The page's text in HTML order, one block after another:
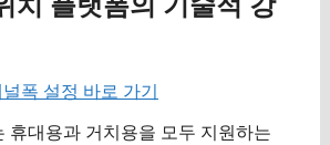
치 플랫폼의 기술적 강
폭 설정 바로 가기
휴대용과 거치용을 모두 지원하는